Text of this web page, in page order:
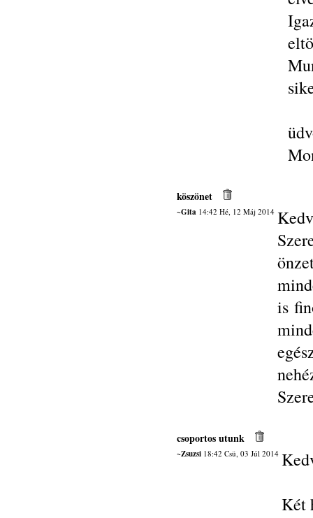
köszönet
~Gita14:42 Hé, 12 Máj 2014
is
csoportos utunk
~Zsuzsi18:42 Csü, 03 Júl 2014
Két